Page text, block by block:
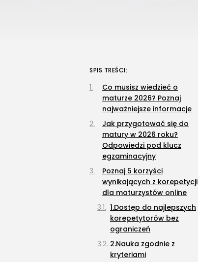
SPIS TREŚCI:
Co musisz wiedzieć o
maturze 2026? Poznaj
najważniejsze informacje
Jak przygotować się do
matury w 2026 roku?
Odpowiedzi pod klucz
egzaminacyjny
Poznaj 5 korzyści
wynikających z korepetycji
dla maturzystów online
1.Dostęp do najlepszych
korepetytorów bez
ograniczeń
2.Nauka zgodnie z
kryteriami